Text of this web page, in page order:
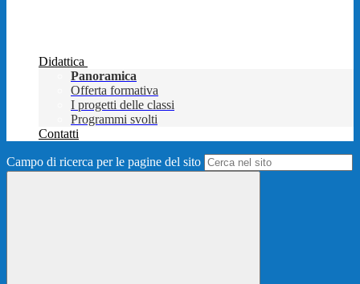
Didattica
Panoramica
Offerta formativa
I progetti delle classi
Programmi svolti
Contatti
Campo di ricerca per le pagine del sito